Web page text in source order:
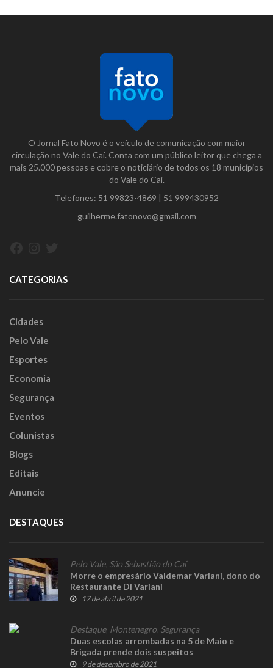
O Jornal Fato Novo é o veículo de comunicação com maior
circulação no Vale do Caí. Conta com um público leitor que chega a
mais 25.000 pessoas e cobre o noticiário de todos os 18 municípios
do Vale do Caí.
Telefones: 51 99823-4869 | 51 999430952
guilherme.fatonovo@gmail.com
CATEGORIAS
Cidades
Pelo Vale
Esportes
Economia
Segurança
Eventos
Colunistas
Blogs
Editais
Anuncie
DESTAQUES
Pelo Vale, São Sebastião do Caí
Morre o empresário Valdemar Variani, dono do
Restaurante Di Variani
17 de abril de 2021
Destaque, Montenegro Segurança
Duas escolas arrombadas na 5 de Maio e
Brigada prende dois suspeitos
9 de dezembro de 2021